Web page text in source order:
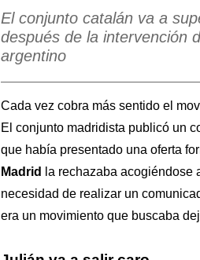
El conjunto catalán va a
después de la intervención
argentino
Cada vez cobra más sentido el
El conjunto madridista publicó un
que había presentado una oferta
Madrid
la rechazaba acogiéndose
necesidad de realizar un
era un movimiento que buscaba